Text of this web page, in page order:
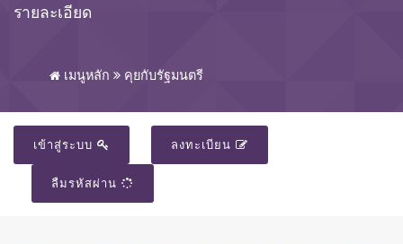
รายละเอียด
เมนูหลัก คุยกับรัฐมนตรี
เข้าสู่ระบบ ลงทะเบียน
ลืมรหัสผ่าน